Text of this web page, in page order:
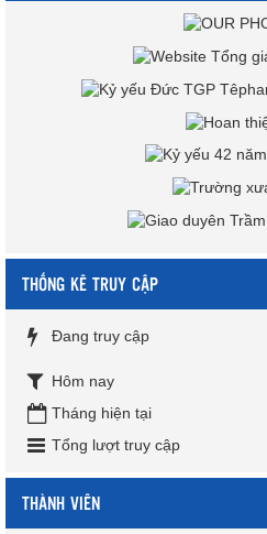
THỐNG KÊ TRUY CẬP
Đang truy cập
Hôm nay
Tháng hiện tại
Tổng lượt truy cập
THÀNH VIÊN